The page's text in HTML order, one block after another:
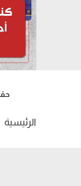
الرئيسية